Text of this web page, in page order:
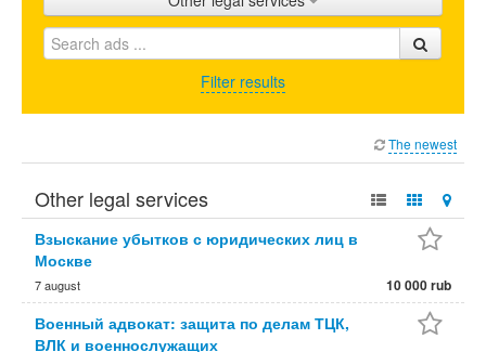
Promotion
FAQ
Filter results
The newest
Other legal services
Взыскание убытков с юридических лиц в
Москве
7 august 10 000 rub
Военный адвокат: защита по делам ТЦК,
ВЛК и военнослужащих